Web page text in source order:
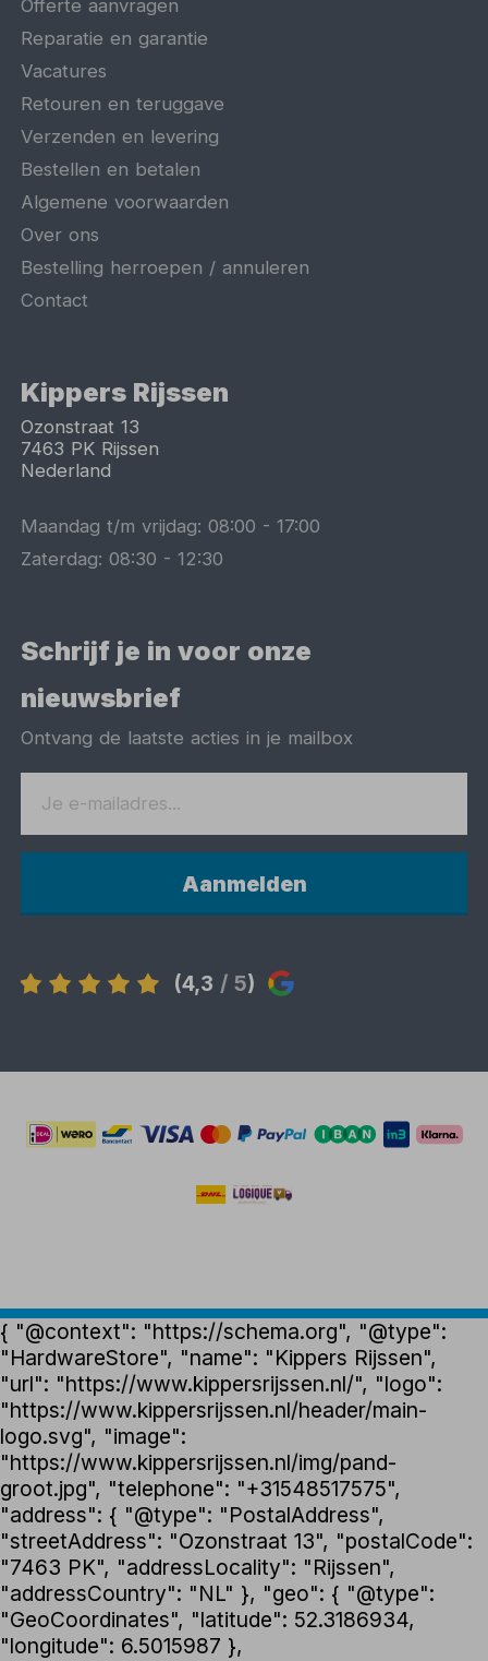
Offerte aanvragen
Reparatie en garantie
Vacatures
Retouren en teruggave
Verzenden en levering
Bestellen en betalen
Algemene voorwaarden
Over ons
Bestelling herroepen / annuleren
Contact
Kippers Rijssen
Ozonstraat 13
7463 PK Rijssen
Nederland
Maandag t/m vrijdag:08:00 -17:00
Zaterdag:08:30 -12:30
Schrijf je in voor onze
nieuwsbrief
Ontvang de laatste acties in je mailbox
Aanmelden
(4,3 / 5)
{ "@context": "https://schema.org", "@type":
"HardwareStore", "name": "Kippers Rijssen",
"url": "https://www.kippersrijssen.nl/", "logo":
"https://www.kippersrijssen.nl/header/main-
logo.svg", "image":
"https://www.kippersrijssen.nl/img/pand-
groot.jpg", "telephone": "+31548517575",
"address": { "@type": "PostalAddress",
"streetAddress": "Ozonstraat 13", "postalCode":
"7463 PK", "addressLocality": "Rijssen",
"addressCountry": "NL" }, "geo": { "@type":
"GeoCoordinates", "latitude": 52.3186934,
"longitude": 6.5015987 },